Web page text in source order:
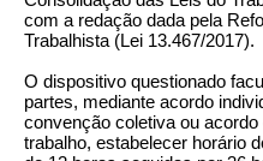
com a redação dada pela
Trabalhista (Lei 13.467/2017).
O dispositivo questionado
partes, mediante acordo
convenção coletiva ou acordo
trabalho, estabelecer horário